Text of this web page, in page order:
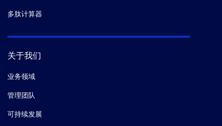
多肽计算器
关于我们
业务领域
管理团队
可持续发展